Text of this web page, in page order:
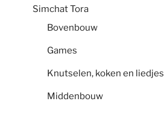
Simchat Tora
Bovenbouw
Games
Knutselen, koken en liedjes
Middenbouw